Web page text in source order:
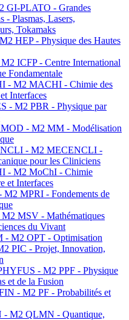
GI-PLATO - Grandes
- Plasmas, Lasers,
Tokamaks
HEP - Physique des Hautes
ICFP - Centre International
Fondamentale
- M2 MACHI - Chimie des
Interfaces
- M2 PBR - Physique par
- M2 MM - Modélisation
- M2 MECENCLI -
pour les Cliniciens
- M2 MoChI - Chimie
et Interfaces
MPRI - Fondements de
MSV - Mathématiques
du Vivant
- M2 OPT - Optimisation
PIC - Projet, Innovation,
- M2 PPF - Physique
et de la Fusion
- M2 PF - Probabilités et
M2 QLMN - Quantique,